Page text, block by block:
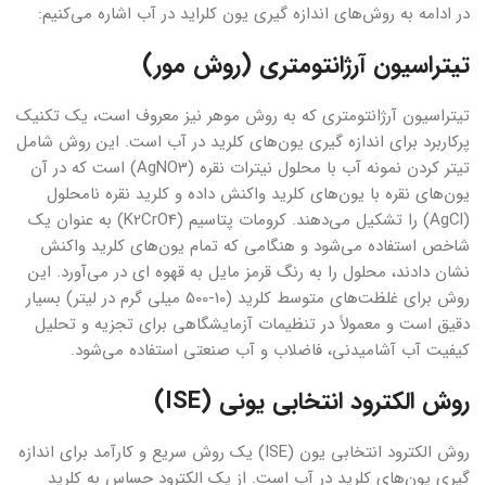
در ادامه به روش‌‌‌های اندازه گیری یون کلراید در آب اشاره می‌کنیم:
تیتراسیون آرژانتومتری (روش مور)
تیتراسیون آرژانتومتری که به روش موهر نیز معروف است، یک تکنیک
پرکاربرد برای اندازه‌‌ گیری یون‌‌‌های کلرید در آب است. این روش شامل
تیتر کردن نمونه آب با محلول نیترات نقره (AgNO3) است که در آن
یون‌‌‌های نقره با یون‌‌‌های کلرید واکنش داده و کلرید نقره نامحلول
(AgCl) را تشکیل می‌دهند. کرومات پتاسیم (K2CrO4) به عنوان یک
شاخص استفاده می‌شود و هنگامی که تمام یون‌های کلرید واکنش
نشان دادند، محلول را به رنگ قرمز مایل به قهوه ای در می‌آورد. این
روش برای غلظت‌های متوسط ​​کلرید (10-500 میلی گرم در لیتر) بسیار
دقیق است و معمولاً در تنظیمات آزمایشگاهی برای تجزیه و تحلیل
کیفیت آب آشامیدنی، فاضلاب و آب صنعتی استفاده می‌شود.
روش الکترود انتخابی یونی (ISE)
روش الکترود انتخابی یون (ISE) یک روش سریع و کارآمد برای اندازه‌‌
گیری یون‌‌‌های کلرید در آب است. از یک الکترود حساس به کلرید